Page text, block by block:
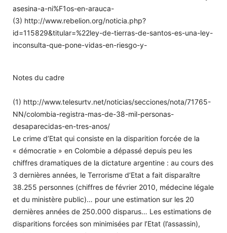
asesina-a-ni%F1os-en-arauca-
(3) http://www.rebelion.org/noticia.php?
id=115829&titular=%22ley-de-tierras-de-santos-es-una-ley-
inconsulta-que-pone-vidas-en-riesgo-y-
Notes du cadre
(1) http://www.telesurtv.net/noticias/secciones/nota/71765-
NN/colombia-registra-mas-de-38-mil-personas-
desaparecidas-en-tres-anos/
Le crime d’Etat qui consiste en la disparition forcée de la
« démocratie » en Colombie a dépassé depuis peu les
chiffres dramatiques de la dictature argentine : au cours des
3 dernières années, le Terrorisme d’Etat a fait disparaître
38.255 personnes (chiffres de février 2010, médecine légale
et du ministère public)… pour une estimation sur les 20
dernières années de 250.000 disparus… Les estimations de
disparitions forcées son minimisées par l’Etat (l’assassin),